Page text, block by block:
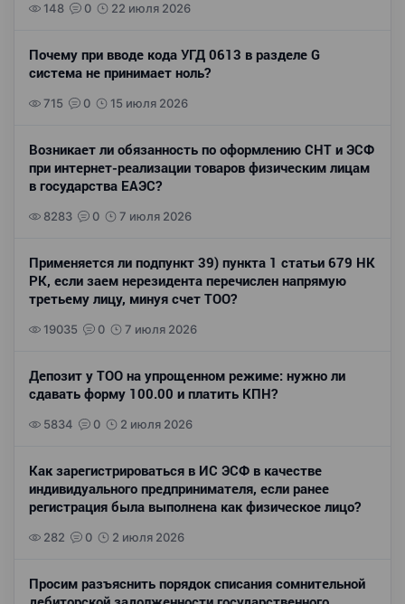
148 0 22 июля 2026
Почему при вводе кода УГД 0613 в разделе G
система не принимает ноль?
715 0 15 июля 2026
Возникает ли обязанность по оформлению СНТ и ЭСФ
при интернет-реализации товаров физическим лицам
в государства ЕАЭС?
8283 0 7 июля 2026
Применяется ли подпункт 39) пункта 1 статьи 679 НК
РК, если заем нерезидента перечислен напрямую
третьему лицу, минуя счет ТОО?
19035 0 7 июля 2026
Депозит у ТОО на упрощенном режиме: нужно ли
сдавать форму 100.00 и платить КПН?
5834 0 2 июля 2026
Как зарегистрироваться в ИС ЭСФ в качестве
индивидуального предпринимателя, если ранее
регистрация была выполнена как физическое лицо?
282 0 2 июля 2026
Просим разъяснить порядок списания сомнительной